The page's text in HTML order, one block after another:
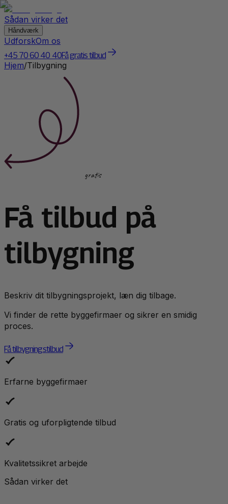
Sådan virker det
Håndværk
UdforskOm os
+45 70 60 40 40Få gratis tilbud
Hjem/Tilbygning
gratis
Få tilbud på
tilbygning
Beskriv dit tilbygningsprojekt, læn dig tilbage.
Vi finder de rette byggefirmaer og sikrer en smidig
proces.
Få tilbygningstilbud
Erfarne byggefirmaer
Gratis og uforpligtende tilbud
Kvalitetssikret arbejde
Sådan virker det